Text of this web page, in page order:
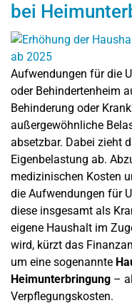
bei
Aufwendungen für die
oder Behindertenheim
Behinderung oder
außergewöhnliche
absetzbar. Dabei zieht
Eigenbelastung ab.
medizinischen Kosten
die Aufwendungen für
diese insgesamt als
eigene Haushalt im
wird, kürzt das
um eine sogenannte
Heimunterbringung –
Verpflegungskosten.